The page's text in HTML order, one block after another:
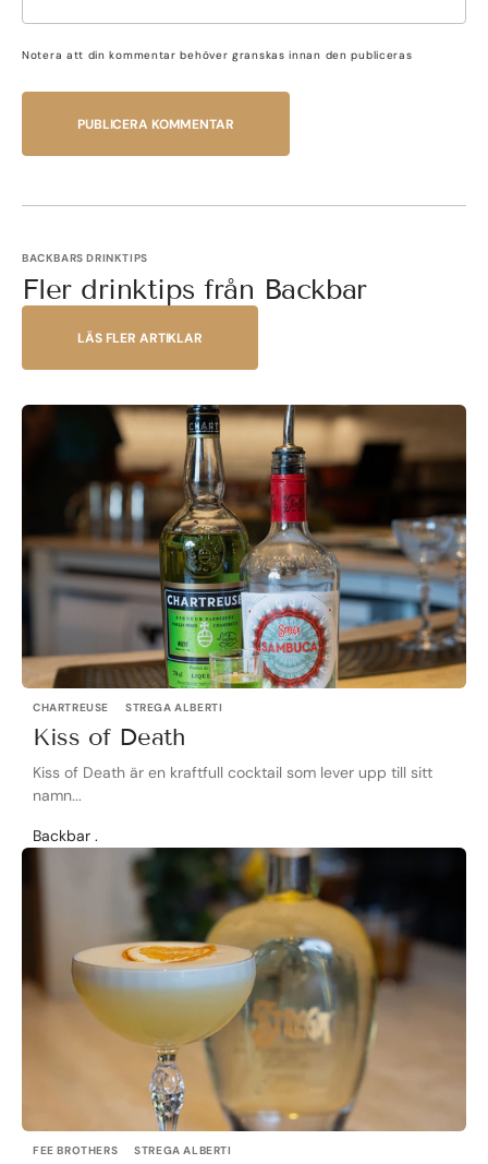
Notera att din kommentar behöver granskas innan den publiceras
PUBLICERA KOMMENTAR
BACKBARS DRINKTIPS
Fler drinktips från Backbar
LÄS FLER ARTIKLAR
CHARTREUSE STREGA ALBERTI
Kiss of Death
Kiss of Death är en kraftfull cocktail som lever upp till sitt
namn...
Backbar .
FEE BROTHERS STREGA ALBERTI